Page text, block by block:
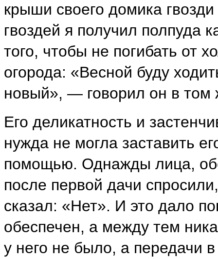
крыши своего домика
гвоздей я получил
того, чтобы не погибать от
огорода: «Весной буду
новый», — говорил он в том
Его деликатность и
нужда не могла заставить
помощью. Однажды лица,
после первой дачи
сказал: «Нет». И это дало
обеспечен, а между тем
у него не было, а передачи